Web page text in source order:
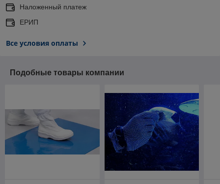
Наложенный платеж
ЕРИП
Все условия оплаты
Подобные товары компании